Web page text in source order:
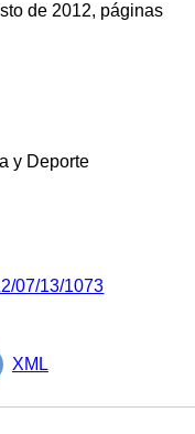
de 2012, páginas
y Deporte
07/13/1073
XML